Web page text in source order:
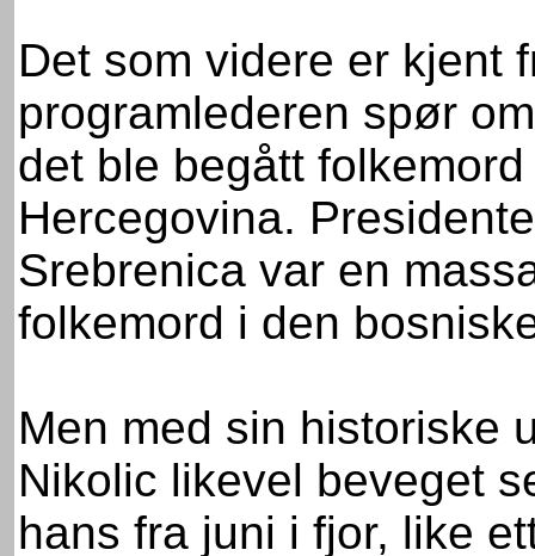
Det som videre er kjent
programlederen spør
det ble begått
Hercegovina.
Srebrenica var en
folkemord i den
Men med sin historiske
Nikolic likevel beveget
hans fra juni i fjor, like